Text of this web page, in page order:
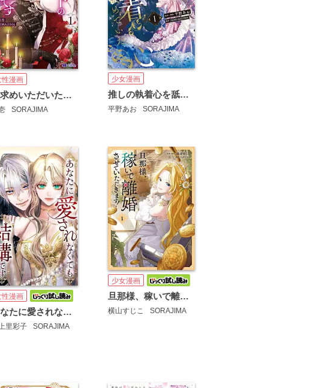
性漫画
お求めいただいた暴君陛下の悪女です(コミック)
SORAJIMA
少女漫画
推しの執着心を舐めていた
平野あお SORAJIMA
性漫画
あなたに愛されなくても結構です【タテヨミ】
里彩子 SORAJIMA
少女漫画
旦那様、稼いで離婚させていただきます！
横山すじこ SORAJIMA